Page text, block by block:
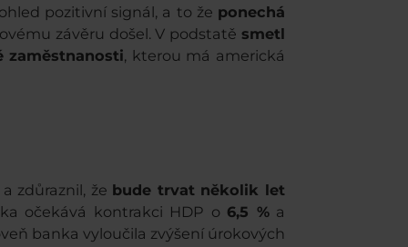
pozitivní signál, a to že ponechá
závěru došel. V podstatě smetl
, kterou má americká
zdůraznil, že bude trvat několik let
očekává kontrakci HDP o 6,5 %a
banka vyloučila zvýšení úrokových